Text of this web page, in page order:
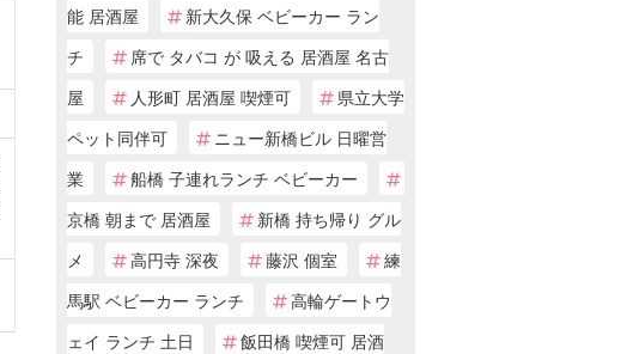
能 居酒屋
新大久保 ベビーカー ラン
チ
席で タバコ が 吸える 居酒屋 名古
屋
人形町 居酒屋 喫煙可
県立大学
ペット同伴可
ニュー新橋ビル 日曜営
業
船橋 子連れランチ ベビーカー
京橋 朝まで 居酒屋
新橋 持ち帰り グル
メ
高円寺 深夜 藤沢 個室
練
馬駅 ベビーカー ランチ
高輪ゲートウ
ェイ ランチ 土日
飯田橋 喫煙可 居酒